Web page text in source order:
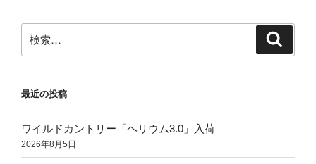
ン
索:
最近の投稿
ワイルドカントリー「ヘリウム3.0」入荷
2026年8月5日